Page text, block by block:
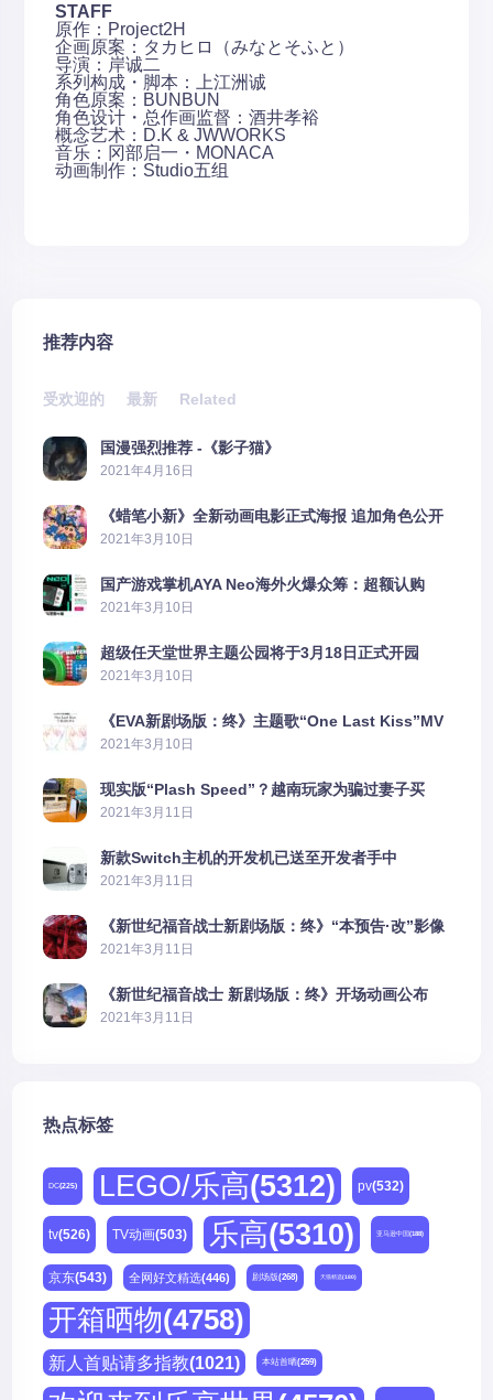
STAFF
原作：Project2H
企画原案：タカヒロ（みなとそふと）
导演：岸诚二
系列构成・脚本：上江洲诚
角色原案：BUNBUN
角色设计・总作画监督：酒井孝裕
概念艺术：D.K & JWWORKS
音乐：冈部启一・MONACA
动画制作：Studio五组
推荐内容
受欢迎的 最新 Related
国漫强烈推荐 -《影子猫》
2021年4月16日
《蜡笔小新》全新动画电影正式海报 追加角色公开
2021年3月10日
国产游戏掌机AYA Neo海外火爆众筹：超额认购
2606%
2021年3月10日
超级任天堂世界主题公园将于3月18日正式开园
2021年3月10日
《EVA新剧场版：终》主题歌“One Last Kiss”MV
公布
2021年3月10日
现实版“Plash Speed”？越南玩家为骗过妻子买
PS5上演好戏
2021年3月11日
新款Switch主机的开发机已送至开发者手中
2021年3月11日
《新世纪福音战士新剧场版：终》“本预告·改”影像
公开
2021年3月11日
《新世纪福音战士 新剧场版：终》开场动画公布
2021年3月11日
热点标签
DC(225) LEGO/乐高(5312) pv(532)
tv(526) TV动画(503) 乐高(5310) 亚马逊中国(188)
京东(543) 全网好文精选(446) 剧场版(268) 天猫精选(180)
开箱晒物(4758)
新人首贴请多指教(1021) 本站首晒(259)